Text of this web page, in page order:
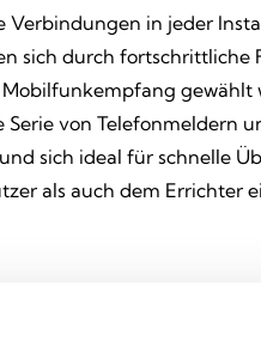
in jeder
sich durch
von Telefonmeldern
sich ideal für schnelle
als auch dem Errichter